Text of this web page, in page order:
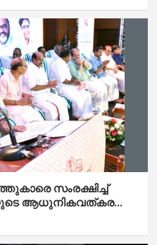
സംരക്ഷിച്ച്
ആധുനികവത്കരണം
സ്പീക്കർ